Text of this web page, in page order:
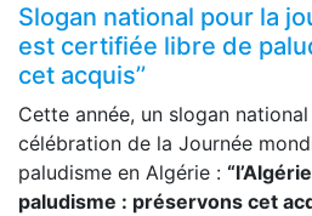
Slogan national pour la
est certifiée libre de
cet acquis’’
Cette année, un slogan
célébration de la Journée
paludisme en Algérie :
paludisme : préservons cet